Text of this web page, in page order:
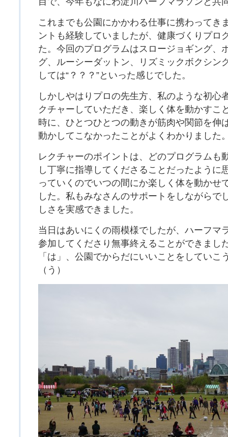
これまでも公園にかかわる仕事に携わってき
ントも経験していましたが、健康づくりプロ
た。今回のプログラムはスロージョギング、
グ、ルーシーダットン、リズミックボクシン
しては“？？？”といった感じでした。
しかしやはりプロの先生方、私のような初心
クチャーしていただき、楽しく体を動かすこ
時に、ひとつひとつの動きが筋肉や関節を伸
動かしてこなかったことがよくわかりました
レクチャーのポイントは、どのプログラムも
し丁寧に指導してくださることだったように
っていくのでいつの間にか楽しく体を動かせ
した。私もみなさんのサポートをしながらで
しさを実感できました。
当日はあいにくの雨模様でしたが、ハーフマ
参加してくださり無事終えることができまし
「は」、公園でからだにいいことをしていこ
（う）